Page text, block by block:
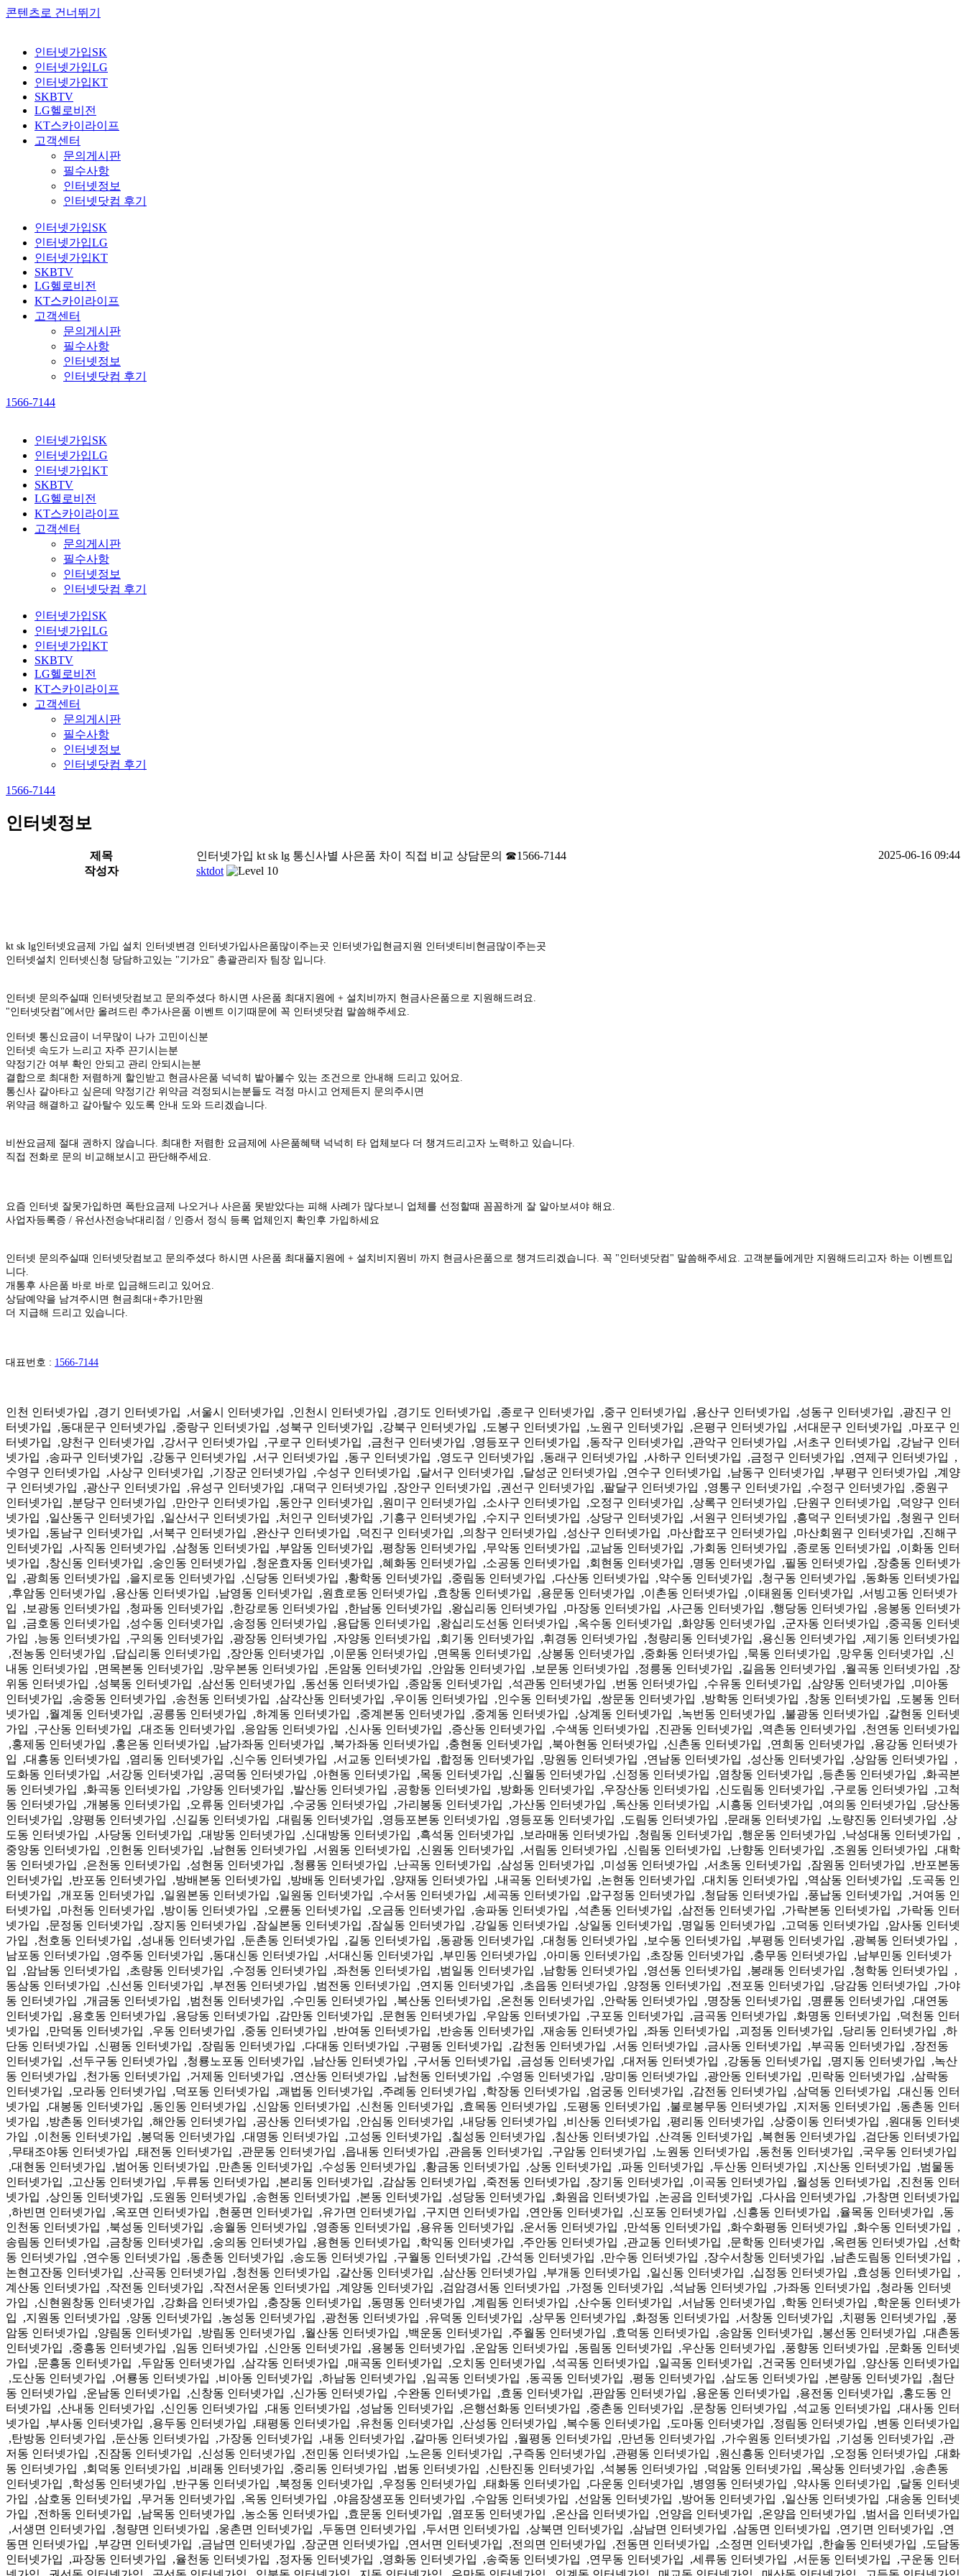
콘텐츠로 건너뛰기
인터넷가입SK
인터넷가입LG
인터넷가입KT
SKBTV
LG헬로비전
KT스카이라이프
고객센터
문의게시판
필수사항
인터넷정보
인터넷닷컴 후기
인터넷가입SK
인터넷가입LG
인터넷가입KT
SKBTV
LG헬로비전
KT스카이라이프
고객센터
문의게시판
필수사항
인터넷정보
인터넷닷컴 후기
1566-7144
인터넷가입SK
인터넷가입LG
인터넷가입KT
SKBTV
LG헬로비전
KT스카이라이프
고객센터
문의게시판
필수사항
인터넷정보
인터넷닷컴 후기
인터넷가입SK
인터넷가입LG
인터넷가입KT
SKBTV
LG헬로비전
KT스카이라이프
고객센터
문의게시판
필수사항
인터넷정보
인터넷닷컴 후기
1566-7144
인터넷정보
제목 인터넷가입 kt sk lg 통신사별 사은품 차이 직접 비교 상담문의 ☎1566-7144
2025-06-16 09:44
작성자
sktdot
kt sk lg인터넷요금제 가입 설치 인터넷변경 인터넷가입사은품많이주는곳 인터넷가입현금지원 인터넷티비현금많이주는곳
인터넷설치 인터넷신청 당담하고있는 "기가요" 총괄관리자 팀장 입니다.
인터넷 문의주실때 인터넷닷컴보고 문의주셨다 하시면 사은품 최대지원에 + 설치비까지 현금사은품으로 지원해드려요.
"인터넷닷컴"에서만 올려드린 추가사은품 이벤트 이기때문에 꼭 인터넷닷컴 말씀해주세요.
인터넷 통신요금이 너무많이 나가 고민이신분
인터넷 속도가 느리고 자주 끈기시는분
약정기간 여부 확인 안되고 관리 안되시는분
결합으로 최대한 저렴하게 할인받고 현금사은품 넉넉히 밭아볼수 있는 조건으로 안내해 드리고 있어요.
통신사 갈아타고 싶은데 약정기간 위약금 걱정되시는분들도 걱정 마시고 언제든지 문의주시면
위약금 해결하고 갈아탈수 있도록 안내 도와 드리겠습니다.
비싼요금제 절대 권하지 않습니다. 최대한 저렴한 요금제에 사은품혜택 넉넉히 타 업체보다 더 챙겨드리고자 노력하고 있습니다.
직접 전화로 문의 비교해보시고 판단해주세요.
요즘 인터넷 잘못가입하면 폭탄요금제 나오거나 사은품 못받았다는 피해 사례가 많다보니 업체를 선정할때 꼼꼼하게 잘 알아보셔야 해요.
사업자등록증 / 유선사전승낙대리점 / 인증서 정식 등록 업체인지 확인후 가입하세요
인터넷 문의주실때 인터넷닷컴보고 문의주셨다 하시면 사은품 최대풀지원에 + 설치비지원비 까지 현금사은품으로 챙겨드리겠습니다. 꼭 "인터넷닷컴" 말씀해주세요. 고객분들에게만 지원해드리고자 하는 이벤트입
니다.
개통후 사은품 바로 바로 입금해드리고 있어요.
상담예약을 남겨주시면 현금최대+추가1만원
더 지급해 드리고 있습니다.
대표번호 : 1566-7144
인천 인터넷가입 ,경기 인터넷가입 ,서울시 인터넷가입 ,인천시 인터넷가입 ,경기도 인터넷가입 ,종로구 인터넷가입 ,중구 인터넷가입 ,용산구 인터넷가입 ,성동구 인터넷가입 ,광진구 인터넷가입 ,동대문구 인터넷가입 ,중랑구 인터넷가입 ,성북구 인터넷가입 ,강북구 인터넷가입 ,도봉구 인터넷가입 ,노원구 인터넷가입 ,은평구 인터넷가입 ,서대문구 인터넷가입 ,마포구 인터넷가입 ,양천구 인터넷가입 ,강서구 인터넷가입 ,구로구 인터넷가입 ,금천구 인터넷가입 ,영등포구 인터넷가입 ,동작구 인터넷가입 ,관악구 인터넷가입 ,서초구 인터넷가입 ,강남구 인터넷가입 ,송파구 인터넷가입 ,강동구 인터넷가입 ,서구 인터넷가입 ,동구 인터넷가입 ,영도구 인터넷가입 ,동래구 인터넷가입 ,사하구 인터넷가입 ,금정구 인터넷가입 ,연제구 인터넷가입 ,수영구 인터넷가입 ,사상구 인터넷가입 ,기장군 인터넷가입 ,수성구 인터넷가입 ,달서구 인터넷가입 ,달성군 인터넷가입 ,연수구 인터넷가입 ,남동구 인터넷가입 ,부평구 인터넷가입 ,계양구 인터넷가입 ,광산구 인터넷가입 ,유성구 인터넷가입 ,대덕구 인터넷가입 ,장안구 인터넷가입 ,권선구 인터넷가입 ,팔달구 인터넷가입 ,영통구 인터넷가입 ,수정구 인터넷가입 ,중원구 인터넷가입 ,분당구 인터넷가입 ,만안구 인터넷가입 ,동안구 인터넷가입 ,원미구 인터넷가입 ,소사구 인터넷가입 ,오정구 인터넷가입 ,상록구 인터넷가입 ,단원구 인터넷가입 ,덕양구 인터넷가입 ,일산동구 인터넷가입 ,일산서구 인터넷가입 ,처인구 인터넷가입 ,기흥구 인터넷가입 ,수지구 인터넷가입 ,상당구 인터넷가입 ,서원구 인터넷가입 ,흥덕구 인터넷가입 ,청원구 인터넷가입 ,동남구 인터넷가입 ,서북구 인터넷가입 ,완산구 인터넷가입 ,덕진구 인터넷가입 ,의창구 인터넷가입 ,성산구 인터넷가입 ,마산합포구 인터넷가입 ,마산회원구 인터넷가입 ,진해구 인터넷가입 ,사직동 인터넷가입 ,삼청동 인터넷가입 ,부암동 인터넷가입 ,평창동 인터넷가입 ,무악동 인터넷가입 ,교남동 인터넷가입 ,가회동 인터넷가입 ,종로동 인터넷가입 ,이화동 인터넷가입 ,창신동 인터넷가입 ,숭인동 인터넷가입 ,청운효자동 인터넷가입 ,혜화동 인터넷가입 ,소공동 인터넷가입 ,회현동 인터넷가입 ,명동 인터넷가입 ,필동 인터넷가입 ,장충동 인터넷가입 ,광희동 인터넷가입 ,을지로동 인터넷가입 ,신당동 인터넷가입 ,황학동 인터넷가입 ,중림동 인터넷가입 ,다산동 인터넷가입 ,약수동 인터넷가입 ,청구동 인터넷가입 ,동화동 인터넷가입 ,후암동 인터넷가입 ,용산동 인터넷가입 ,남영동 인터넷가입 ,원효로동 인터넷가입 ,효창동 인터넷가입 ,용문동 인터넷가입 ,이촌동 인터넷가입 ,이태원동 인터넷가입 ,서빙고동 인터넷가입 ,보광동 인터넷가입 ,청파동 인터넷가입 ,한강로동 인터넷가입 ,한남동 인터넷가입 ,왕십리동 인터넷가입 ,마장동 인터넷가입 ,사근동 인터넷가입 ,행당동 인터넷가입 ,응봉동 인터넷가입 ,금호동 인터넷가입 ,성수동 인터넷가입 ,송정동 인터넷가입 ,용답동 인터넷가입 ,왕십리도선동 인터넷가입 ,옥수동 인터넷가입 ,화양동 인터넷가입 ,군자동 인터넷가입 ,중곡동 인터넷가입 ,능동 인터넷가입 ,구의동 인터넷가입 ,광장동 인터넷가입 ,자양동 인터넷가입 ,회기동 인터넷가입 ,휘경동 인터넷가입 ,청량리동 인터넷가입 ,용신동 인터넷가입 ,제기동 인터넷가입 ,전농동 인터넷가입 ,답십리동 인터넷가입 ,장안동 인터넷가입 ,이문동 인터넷가입 ,면목동 인터넷가입 ,상봉동 인터넷가입 ,중화동 인터넷가입 ,묵동 인터넷가입 ,망우동 인터넷가입 ,신내동 인터넷가입 ,면목본동 인터넷가입 ,망우본동 인터넷가입 ,돈암동 인터넷가입 ,안암동 인터넷가입 ,보문동 인터넷가입 ,정릉동 인터넷가입 ,길음동 인터넷가입 ,월곡동 인터넷가입 ,장위동 인터넷가입 ,성북동 인터넷가입 ,삼선동 인터넷가입 ,동선동 인터넷가입 ,종암동 인터넷가입 ,석관동 인터넷가입 ,번동 인터넷가입 ,수유동 인터넷가입 ,삼양동 인터넷가입 ,미아동 인터넷가입 ,송중동 인터넷가입 ,송천동 인터넷가입 ,삼각산동 인터넷가입 ,우이동 인터넷가입 ,인수동 인터넷가입 ,쌍문동 인터넷가입 ,방학동 인터넷가입 ,창동 인터넷가입 ,도봉동 인터넷가입 ,월계동 인터넷가입 ,공릉동 인터넷가입 ,하계동 인터넷가입 ,중계본동 인터넷가입 ,중계동 인터넷가입 ,상계동 인터넷가입 ,녹번동 인터넷가입 ,불광동 인터넷가입 ,갈현동 인터넷가입 ,구산동 인터넷가입 ,대조동 인터넷가입 ,응암동 인터넷가입 ,신사동 인터넷가입 ,증산동 인터넷가입 ,수색동 인터넷가입 ,진관동 인터넷가입 ,역촌동 인터넷가입 ,천연동 인터넷가입 ,홍제동 인터넷가입 ,홍은동 인터넷가입 ,남가좌동 인터넷가입 ,북가좌동 인터넷가입 ,충현동 인터넷가입 ,북아현동 인터넷가입 ,신촌동 인터넷가입 ,연희동 인터넷가입 ,용강동 인터넷가입 ,대흥동 인터넷가입 ,염리동 인터넷가입 ,신수동 인터넷가입 ,서교동 인터넷가입 ,합정동 인터넷가입 ,망원동 인터넷가입 ,연남동 인터넷가입 ,성산동 인터넷가입 ,상암동 인터넷가입 ,도화동 인터넷가입 ,서강동 인터넷가입 ,공덕동 인터넷가입 ,아현동 인터넷가입 ,목동 인터넷가입 ,신월동 인터넷가입 ,신정동 인터넷가입 ,염창동 인터넷가입 ,등촌동 인터넷가입 ,화곡본동 인터넷가입 ,화곡동 인터넷가입 ,가양동 인터넷가입 ,발산동 인터넷가입 ,공항동 인터넷가입 ,방화동 인터넷가입 ,우장산동 인터넷가입 ,신도림동 인터넷가입 ,구로동 인터넷가입 ,고척동 인터넷가입 ,개봉동 인터넷가입 ,오류동 인터넷가입 ,수궁동 인터넷가입 ,가리봉동 인터넷가입 ,가산동 인터넷가입 ,독산동 인터넷가입 ,시흥동 인터넷가입 ,여의동 인터넷가입 ,당산동 인터넷가입 ,양평동 인터넷가입 ,신길동 인터넷가입 ,대림동 인터넷가입 ,영등포본동 인터넷가입 ,영등포동 인터넷가입 ,도림동 인터넷가입 ,문래동 인터넷가입 ,노량진동 인터넷가입 ,상도동 인터넷가입 ,사당동 인터넷가입 ,대방동 인터넷가입 ,신대방동 인터넷가입 ,흑석동 인터넷가입 ,보라매동 인터넷가입 ,청림동 인터넷가입 ,행운동 인터넷가입 ,낙성대동 인터넷가입 ,중앙동 인터넷가입 ,인헌동 인터넷가입 ,남현동 인터넷가입 ,서원동 인터넷가입 ,신원동 인터넷가입 ,서림동 인터넷가입 ,신림동 인터넷가입 ,난향동 인터넷가입 ,조원동 인터넷가입 ,대학동 인터넷가입 ,은천동 인터넷가입 ,성현동 인터넷가입 ,청룡동 인터넷가입 ,난곡동 인터넷가입 ,삼성동 인터넷가입 ,미성동 인터넷가입 ,서초동 인터넷가입 ,잠원동 인터넷가입 ,반포본동 인터넷가입 ,반포동 인터넷가입 ,방배본동 인터넷가입 ,방배동 인터넷가입 ,양재동 인터넷가입 ,내곡동 인터넷가입 ,논현동 인터넷가입 ,대치동 인터넷가입 ,역삼동 인터넷가입 ,도곡동 인터넷가입 ,개포동 인터넷가입 ,일원본동 인터넷가입 ,일원동 인터넷가입 ,수서동 인터넷가입 ,세곡동 인터넷가입 ,압구정동 인터넷가입 ,청담동 인터넷가입 ,풍납동 인터넷가입 ,거여동 인터넷가입 ,마천동 인터넷가입 ,방이동 인터넷가입 ,오륜동 인터넷가입 ,오금동 인터넷가입 ,송파동 인터넷가입 ,석촌동 인터넷가입 ,삼전동 인터넷가입 ,가락본동 인터넷가입 ,가락동 인터넷가입 ,문정동 인터넷가입 ,장지동 인터넷가입 ,잠실본동 인터넷가입 ,잠실동 인터넷가입 ,강일동 인터넷가입 ,상일동 인터넷가입 ,명일동 인터넷가입 ,고덕동 인터넷가입 ,암사동 인터넷가입 ,천호동 인터넷가입 ,성내동 인터넷가입 ,둔촌동 인터넷가입 ,길동 인터넷가입 ,동광동 인터넷가입 ,대청동 인터넷가입 ,보수동 인터넷가입 ,부평동 인터넷가입 ,광복동 인터넷가입 ,남포동 인터넷가입 ,영주동 인터넷가입 ,동대신동 인터넷가입 ,서대신동 인터넷가입 ,부민동 인터넷가입 ,아미동 인터넷가입 ,초장동 인터넷가입 ,충무동 인터넷가입 ,남부민동 인터넷가입 ,암남동 인터넷가입 ,초량동 인터넷가입 ,수정동 인터넷가입 ,좌천동 인터넷가입 ,범일동 인터넷가입 ,남항동 인터넷가입 ,영선동 인터넷가입 ,봉래동 인터넷가입 ,청학동 인터넷가입 ,동삼동 인터넷가입 ,신선동 인터넷가입 ,부전동 인터넷가입 ,범전동 인터넷가입 ,연지동 인터넷가입 ,초읍동 인터넷가입 ,양정동 인터넷가입 ,전포동 인터넷가입 ,당감동 인터넷가입 ,가야동 인터넷가입 ,개금동 인터넷가입 ,범천동 인터넷가입 ,수민동 인터넷가입 ,복산동 인터넷가입 ,온천동 인터넷가입 ,안락동 인터넷가입 ,명장동 인터넷가입 ,명륜동 인터넷가입 ,대연동 인터넷가입 ,용호동 인터넷가입 ,용당동 인터넷가입 ,감만동 인터넷가입 ,문현동 인터넷가입 ,우암동 인터넷가입 ,구포동 인터넷가입 ,금곡동 인터넷가입 ,화명동 인터넷가입 ,덕천동 인터넷가입 ,만덕동 인터넷가입 ,우동 인터넷가입 ,중동 인터넷가입 ,반여동 인터넷가입 ,반송동 인터넷가입 ,재송동 인터넷가입 ,좌동 인터넷가입 ,괴정동 인터넷가입 ,당리동 인터넷가입 ,하단동 인터넷가입 ,신평동 인터넷가입 ,장림동 인터넷가입 ,다대동 인터넷가입 ,구평동 인터넷가입 ,감천동 인터넷가입 ,서동 인터넷가입 ,금사동 인터넷가입 ,부곡동 인터넷가입 ,장전동 인터넷가입 ,선두구동 인터넷가입 ,청룡노포동 인터넷가입 ,남산동 인터넷가입 ,구서동 인터넷가입 ,금성동 인터넷가입 ,대저동 인터넷가입 ,강동동 인터넷가입 ,명지동 인터넷가입 ,녹산동 인터넷가입 ,천가동 인터넷가입 ,거제동 인터넷가입 ,연산동 인터넷가입 ,남천동 인터넷가입 ,수영동 인터넷가입 ,망미동 인터넷가입 ,광안동 인터넷가입 ,민락동 인터넷가입 ,삼락동 인터넷가입 ,모라동 인터넷가입 ,덕포동 인터넷가입 ,괘법동 인터넷가입 ,주례동 인터넷가입 ,학장동 인터넷가입 ,엄궁동 인터넷가입 ,감전동 인터넷가입 ,삼덕동 인터넷가입 ,대신동 인터넷가입 ,대봉동 인터넷가입 ,동인동 인터넷가입 ,신암동 인터넷가입 ,신천동 인터넷가입 ,효목동 인터넷가입 ,도평동 인터넷가입 ,불로봉무동 인터넷가입 ,지저동 인터넷가입 ,동촌동 인터넷가입 ,방촌동 인터넷가입 ,해안동 인터넷가입 ,공산동 인터넷가입 ,안심동 인터넷가입 ,내당동 인터넷가입 ,비산동 인터넷가입 ,평리동 인터넷가입 ,상중이동 인터넷가입 ,원대동 인터넷가입 ,이천동 인터넷가입 ,봉덕동 인터넷가입 ,대명동 인터넷가입 ,고성동 인터넷가입 ,칠성동 인터넷가입 ,침산동 인터넷가입 ,산격동 인터넷가입 ,복현동 인터넷가입 ,검단동 인터넷가입 ,무태조야동 인터넷가입 ,태전동 인터넷가입 ,관문동 인터넷가입 ,읍내동 인터넷가입 ,관음동 인터넷가입 ,구암동 인터넷가입 ,노원동 인터넷가입 ,동천동 인터넷가입 ,국우동 인터넷가입 ,대현동 인터넷가입 ,범어동 인터넷가입 ,만촌동 인터넷가입 ,수성동 인터넷가입 ,황금동 인터넷가입 ,상동 인터넷가입 ,파동 인터넷가입 ,두산동 인터넷가입 ,지산동 인터넷가입 ,범물동 인터넷가입 ,고산동 인터넷가입 ,두류동 인터넷가입 ,본리동 인터넷가입 ,감삼동 인터넷가입 ,죽전동 인터넷가입 ,장기동 인터넷가입 ,이곡동 인터넷가입 ,월성동 인터넷가입 ,진천동 인터넷가입 ,상인동 인터넷가입 ,도원동 인터넷가입 ,송현동 인터넷가입 ,본동 인터넷가입 ,성당동 인터넷가입 ,화원읍 인터넷가입 ,논공읍 인터넷가입 ,다사읍 인터넷가입 ,가창면 인터넷가입 ,하빈면 인터넷가입 ,옥포면 인터넷가입 ,현풍면 인터넷가입 ,유가면 인터넷가입 ,구지면 인터넷가입 ,연안동 인터넷가입 ,신포동 인터넷가입 ,신흥동 인터넷가입 ,율목동 인터넷가입 ,동인천동 인터넷가입 ,북성동 인터넷가입 ,송월동 인터넷가입 ,영종동 인터넷가입 ,용유동 인터넷가입 ,운서동 인터넷가입 ,만석동 인터넷가입 ,화수화평동 인터넷가입 ,화수동 인터넷가입 ,송림동 인터넷가입 ,금창동 인터넷가입 ,숭의동 인터넷가입 ,용현동 인터넷가입 ,학익동 인터넷가입 ,주안동 인터넷가입 ,관교동 인터넷가입 ,문학동 인터넷가입 ,옥련동 인터넷가입 ,선학동 인터넷가입 ,연수동 인터넷가입 ,동춘동 인터넷가입 ,송도동 인터넷가입 ,구월동 인터넷가입 ,간석동 인터넷가입 ,만수동 인터넷가입 ,장수서창동 인터넷가입 ,남촌도림동 인터넷가입 ,논현고잔동 인터넷가입 ,산곡동 인터넷가입 ,청천동 인터넷가입 ,갈산동 인터넷가입 ,삼산동 인터넷가입 ,부개동 인터넷가입 ,일신동 인터넷가입 ,십정동 인터넷가입 ,효성동 인터넷가입 ,계산동 인터넷가입 ,작전동 인터넷가입 ,작전서운동 인터넷가입 ,계양동 인터넷가입 ,검암경서동 인터넷가입 ,가정동 인터넷가입 ,석남동 인터넷가입 ,가좌동 인터넷가입 ,청라동 인터넷가입 ,신현원창동 인터넷가입 ,강화읍 인터넷가입 ,충장동 인터넷가입 ,동명동 인터넷가입 ,계림동 인터넷가입 ,산수동 인터넷가입 ,서남동 인터넷가입 ,학동 인터넷가입 ,학운동 인터넷가입 ,지원동 인터넷가입 ,양동 인터넷가입 ,농성동 인터넷가입 ,광천동 인터넷가입 ,유덕동 인터넷가입 ,상무동 인터넷가입 ,화정동 인터넷가입 ,서창동 인터넷가입 ,치평동 인터넷가입 ,풍암동 인터넷가입 ,양림동 인터넷가입 ,방림동 인터넷가입 ,월산동 인터넷가입 ,백운동 인터넷가입 ,주월동 인터넷가입 ,효덕동 인터넷가입 ,송암동 인터넷가입 ,봉선동 인터넷가입 ,대촌동 인터넷가입 ,중흥동 인터넷가입 ,임동 인터넷가입 ,신안동 인터넷가입 ,용봉동 인터넷가입 ,운암동 인터넷가입 ,동림동 인터넷가입 ,우산동 인터넷가입 ,풍향동 인터넷가입 ,문화동 인터넷가입 ,문흥동 인터넷가입 ,두암동 인터넷가입 ,삼각동 인터넷가입 ,매곡동 인터넷가입 ,오치동 인터넷가입 ,석곡동 인터넷가입 ,일곡동 인터넷가입 ,건국동 인터넷가입 ,양산동 인터넷가입 ,도산동 인터넷가입 ,어룡동 인터넷가입 ,비아동 인터넷가입 ,하남동 인터넷가입 ,임곡동 인터넷가입 ,동곡동 인터넷가입 ,평동 인터넷가입 ,삼도동 인터넷가입 ,본량동 인터넷가입 ,첨단동 인터넷가입 ,운남동 인터넷가입 ,신창동 인터넷가입 ,신가동 인터넷가입 ,수완동 인터넷가입 ,효동 인터넷가입 ,판암동 인터넷가입 ,용운동 인터넷가입 ,용전동 인터넷가입 ,홍도동 인터넷가입 ,산내동 인터넷가입 ,신인동 인터넷가입 ,대동 인터넷가입 ,성남동 인터넷가입 ,은행선화동 인터넷가입 ,중촌동 인터넷가입 ,문창동 인터넷가입 ,석교동 인터넷가입 ,대사동 인터넷가입 ,부사동 인터넷가입 ,용두동 인터넷가입 ,태평동 인터넷가입 ,유천동 인터넷가입 ,산성동 인터넷가입 ,복수동 인터넷가입 ,도마동 인터넷가입 ,정림동 인터넷가입 ,변동 인터넷가입 ,탄방동 인터넷가입 ,둔산동 인터넷가입 ,가장동 인터넷가입 ,내동 인터넷가입 ,갈마동 인터넷가입 ,월평동 인터넷가입 ,만년동 인터넷가입 ,가수원동 인터넷가입 ,기성동 인터넷가입 ,관저동 인터넷가입 ,진잠동 인터넷가입 ,신성동 인터넷가입 ,전민동 인터넷가입 ,노은동 인터넷가입 ,구즉동 인터넷가입 ,관평동 인터넷가입 ,원신흥동 인터넷가입 ,오정동 인터넷가입 ,대화동 인터넷가입 ,회덕동 인터넷가입 ,비래동 인터넷가입 ,중리동 인터넷가입 ,법동 인터넷가입 ,신탄진동 인터넷가입 ,석봉동 인터넷가입 ,덕암동 인터넷가입 ,목상동 인터넷가입 ,송촌동 인터넷가입 ,학성동 인터넷가입 ,반구동 인터넷가입 ,북정동 인터넷가입 ,우정동 인터넷가입 ,태화동 인터넷가입 ,다운동 인터넷가입 ,병영동 인터넷가입 ,약사동 인터넷가입 ,달동 인터넷가입 ,삼호동 인터넷가입 ,무거동 인터넷가입 ,옥동 인터넷가입 ,야음장생포동 인터넷가입 ,수암동 인터넷가입 ,선암동 인터넷가입 ,방어동 인터넷가입 ,일산동 인터넷가입 ,대송동 인터넷가입 ,전하동 인터넷가입 ,남목동 인터넷가입 ,농소동 인터넷가입 ,효문동 인터넷가입 ,염포동 인터넷가입 ,온산읍 인터넷가입 ,언양읍 인터넷가입 ,온양읍 인터넷가입 ,범서읍 인터넷가입 ,서생면 인터넷가입 ,청량면 인터넷가입 ,웅촌면 인터넷가입 ,두동면 인터넷가입 ,두서면 인터넷가입 ,상북면 인터넷가입 ,삼남면 인터넷가입 ,삼동면 인터넷가입 ,연기면 인터넷가입 ,연동면 인터넷가입 ,부강면 인터넷가입 ,금남면 인터넷가입 ,장군면 인터넷가입 ,연서면 인터넷가입 ,전의면 인터넷가입 ,전동면 인터넷가입 ,소정면 인터넷가입 ,한솔동 인터넷가입 ,도담동 인터넷가입 ,파장동 인터넷가입 ,율천동 인터넷가입 ,정자동 인터넷가입 ,영화동 인터넷가입 ,송죽동 인터넷가입 ,연무동 인터넷가입 ,세류동 인터넷가입 ,서둔동 인터넷가입 ,구운동 인터넷가입 ,권선동 인터넷가입 ,곡선동 인터넷가입 ,입북동 인터넷가입 ,지동 인터넷가입 ,우만동 인터넷가입 ,인계동 인터넷가입 ,매교동 인터넷가입 ,매산동 인터넷가입 ,고등동 인터넷가입 ,화서동 인터넷가입 ,행궁동 인터넷가입 ,매탄동 인터넷가입 ,영통동 인터넷가입 ,태장동 인터넷가입 ,원천동 인터넷가입 ,광교동 인터넷가입 ,수진동 인터넷가입 ,단대동 인터넷가입 ,양지동 인터넷가입 ,복정동 인터넷가입 ,금광동 인터넷가입 ,은행동 인터넷가입 ,상대원동 인터넷가입 ,하대원동 인터넷가입 ,도촌동 인터넷가입 ,분당동 인터넷가입 ,수내동 인터넷가입 ,서현동 인터넷가입 ,이매동 인터넷가입 ,야탑동 인터넷가입 ,구미동 인터넷가입 ,운중동 인터넷가입 ,삼평동 인터넷가입 ,판교동 인터넷가입 ,백현동 인터넷가입 ,의정부동 인터넷가입 ,호원동 인터넷가입 ,장암동 인터넷가입 ,신곡동 인터넷가입 ,송산동 인터넷가입 ,자금동 인터넷가입 ,가능동 인터넷가입 ,녹양동 인터넷가입 ,안양동 인터넷가입 ,석수동 인터넷가입 ,박달동 인터넷가입 ,부흥동 인터넷가입 ,달안동 인터넷가입 ,관양동 인터넷가입 ,부림동 인터넷가입 ,평촌동 인터넷가입 ,평안동 인터넷가입 ,귀인동 인터넷가입 ,호계동 인터넷가입 ,범계동 인터넷가입 ,심곡동 인터넷가입 ,원미동 인터넷가입 ,소사동 인터넷가입 ,역곡동 인터넷가입 ,춘의동 인터넷가입 ,도당동 인터넷가입 ,약대동 인터넷가입 ,심곡본동 인터넷가입 ,소사본동 인터넷가입 ,범박동 인터넷가입 ,괴안동 인터넷가입 ,송내동 인터넷가입 ,성곡동 인터넷가입 ,원종동 인터넷가입 ,고강본동 인터넷가입 ,고강동 인터넷가입 ,광명동 인터넷가입 ,철산동 인터넷가입 ,하안동 인터넷가입 ,소하동 인터넷가입 ,학온동 인터넷가입 ,팽성읍 인터넷가입 ,안중읍 인터넷가입 ,포승읍 인터넷가입 ,진위면 인터넷가입 ,서탄면 인터넷가입 ,고덕면 인터넷가입 ,오성면 인터넷가입 ,청북면 인터넷가입 ,현덕면 인터넷가입 ,서정동 인터넷가입 ,송탄동 인터넷가입 ,송북동 인터넷가입 ,신장동 인터넷가입 ,원평동 인터넷가입 ,통복동 인터넷가입 ,비전동 인터넷가입 ,세교동 인터넷가입 ,생연동 인터넷가입 ,보산동 인터넷가입 ,불현동 인터넷가입 ,소요동 인터넷가입 ,상패동 인터넷가입 ,일동 인터넷가입 ,사동 인터넷가입 ,본오동 인터넷가입 ,월피동 인터넷가입 ,성포동 인터넷가입 ,반월동 인터넷가입 ,안산동 인터넷가입 ,이동 인터넷가입 ,와동 인터넷가입 ,고잔동 인터넷가입 ,원곡본동 인터넷가입 ,원곡동 인터넷가입 ,초지동 인터넷가입 ,선부동 인터넷가입 ,대부동 인터넷가입 ,호수동 인터넷가입 ,주교동 인터넷가입 ,원신동 인터넷가입 ,흥도동 인터넷가입 ,성사동 인터넷가입 ,효자동 인터넷가입 ,신도동 인터넷가입 ,창릉동 인터넷가입 ,고양동 인터넷가입 ,관산동 인터넷가입 ,능곡동 인터넷가입 ,행주동 인터넷가입 ,행